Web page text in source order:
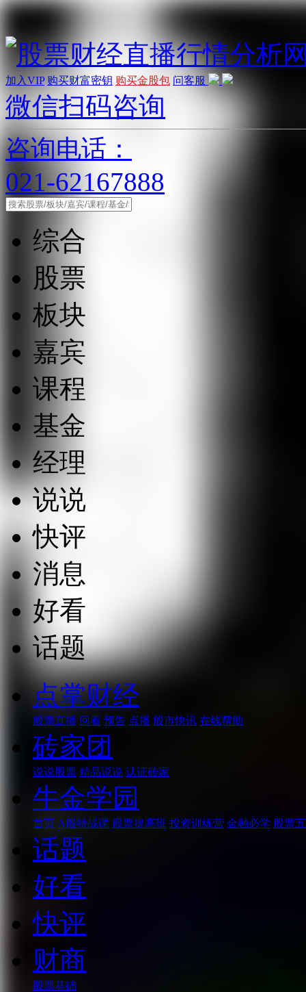
加入VIP 购买财富密钥 购买金股包 问客服
微信扫码咨询
咨询电话：
021-62167888
综合
股票
板块
嘉宾
课程
基金
经理
说说
快评
消息
好看
话题
点掌财经
股票直播 回看 预告 点播 股市快讯 在线帮助
砖家团
说说股票 精品说说 认证砖家
牛金学园
首页 A股特战课 股票提高班 投资训练营 金融必学 股票
话题
好看
快评
财商
股票基础